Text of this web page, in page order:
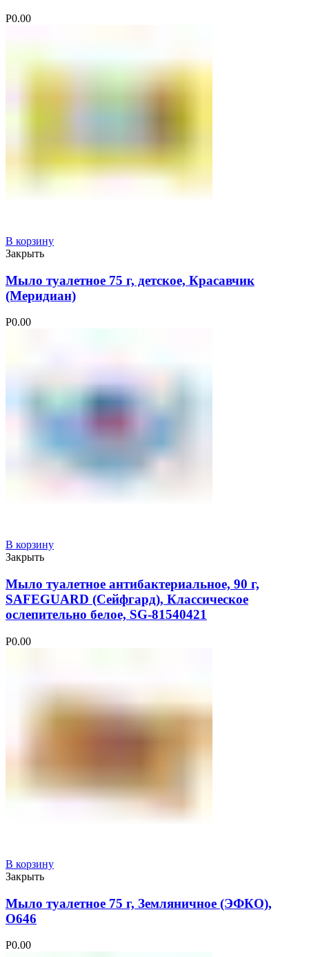
Р0.00
В корзину
Закрыть
Мыло туалетное 75 г, детское, Красавчик
(Меридиан)
Р0.00
В корзину
Закрыть
Мыло туалетное антибактериальное, 90 г,
SAFEGUARD (Сейфгард), Классическое
ослепительно белое, SG-81540421
Р0.00
В корзину
Закрыть
Мыло туалетное 75 г, Земляничное (ЭФКО),
О646
Р0.00